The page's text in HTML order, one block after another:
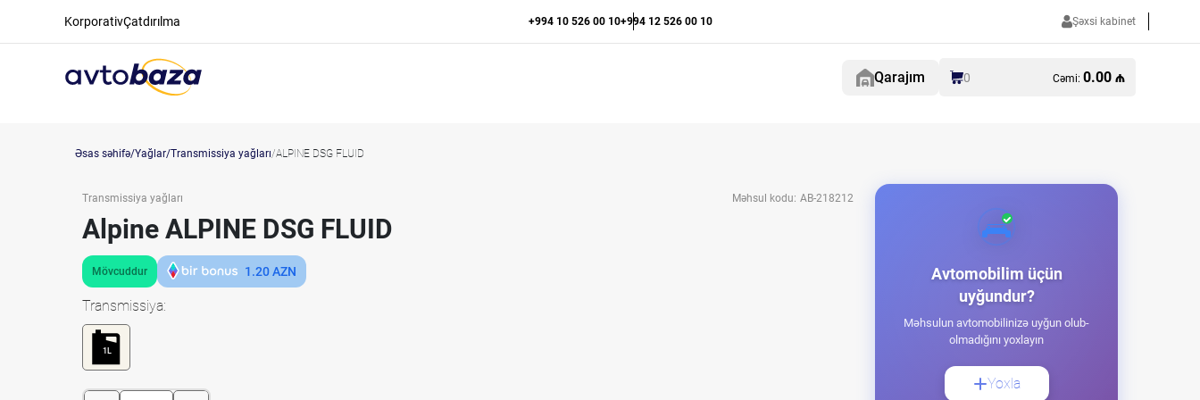
KorporativÇatdırılma +994 10 526 00 10+994 12 526 00 10 Şəxsi kabinet
Qarajım 0 Cəmi: 0.00 ₼
Əsas səhifə Yağlar Transmissiya yağları ALPINE DSG FLUID
Transmissiya yağları Məhsul kodu: AB-218212
Alpine ALPINE DSG FLUID
Mövcuddur 1.20AZN
Transmissiya:
1L
Avtomobilim üçün
uyğundur?
Məhsulun avtomobilinizə uyğun olub-
olmadığını yoxlayın
Yoxla